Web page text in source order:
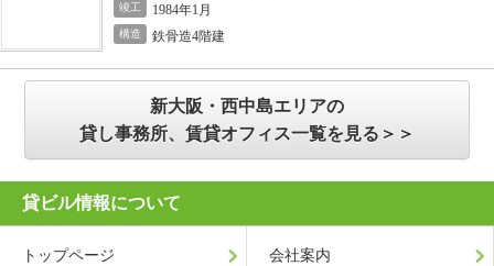
竣工 1984年1月
構造 鉄骨造4階建
新大阪・西中島エリアの
貸し事務所、賃貸オフィス一覧を見る＞＞
貸ビル情報について
トップページ 会社案内